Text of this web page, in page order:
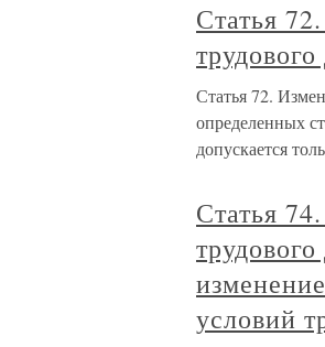
Статья
Статья 72.
определенных
допускается
Статья
условий